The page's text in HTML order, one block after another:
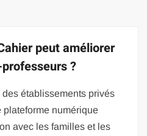
peut améliorer
?
établissements privés
plateforme numérique
avec les familles et les